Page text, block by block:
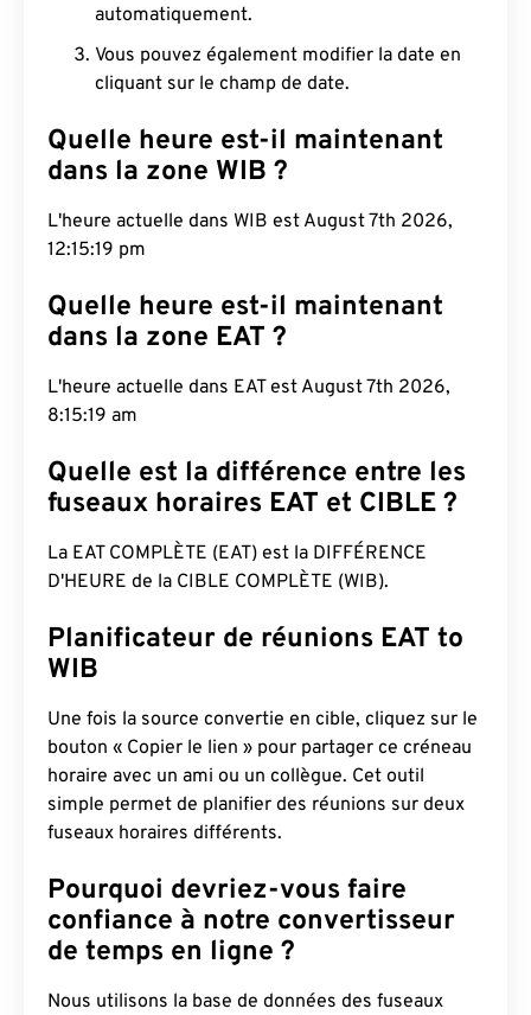
automatiquement.
Vous pouvez également modifier la date en
cliquant sur le champ de date.
Quelle heure est-il maintenant
dans la zone WIB ?
L'heure actuelle dans WIB est August 7th 2026,
12:15:20 pm
Quelle heure est-il maintenant
dans la zone EAT ?
L'heure actuelle dans EAT est August 7th 2026,
8:15:20 am
Quelle est la différence entre les
fuseaux horaires EAT et CIBLE ?
La EAT COMPLÈTE (EAT) est la DIFFÉRENCE
D'HEURE de la CIBLE COMPLÈTE (WIB).
Planificateur de réunions EAT to
WIB
Une fois la source convertie en cible, cliquez sur le
bouton « Copier le lien » pour partager ce créneau
horaire avec un ami ou un collègue. Cet outil
simple permet de planifier des réunions sur deux
fuseaux horaires différents.
Pourquoi devriez-vous faire
confiance à notre convertisseur
de temps en ligne ?
Nous utilisons la base de données des fuseaux